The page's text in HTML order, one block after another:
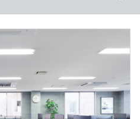
都度連絡、相談できる環境で
行える点が強みです。
研修、新人・マネジメント層
）
ポート面談・キャリア研修）
60分）
月
職者数
数3人
数6人
者数49人
男女別人数